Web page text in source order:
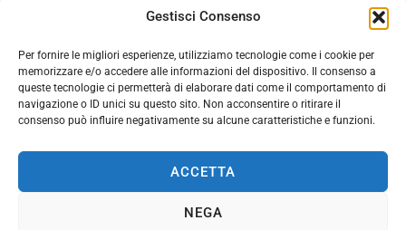
Gestisci Consenso
Per fornire le migliori esperienze, utilizziamo tecnologie come i cookie per
memorizzare e/o accedere alle informazioni del dispositivo. Il consenso a
queste tecnologie ci permetterà di elaborare dati come il comportamento di
navigazione o ID unici su questo sito. Non acconsentire o ritirare il
consenso può influire negativamente su alcune caratteristiche e funzioni.
ACCETTA
NEGA
passione per lo
sport e il fiume.
Gemellaggi
Arpa – Meteo